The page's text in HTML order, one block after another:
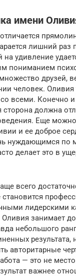
имени
лишний раз
на удивление
пониманием
друзей,
человек. Оливия
всеми. Конечно и
должна
Еще
и ее доброе
нуждающимся по
делает это в
всего
лидерскими
Оливия занимает
небольшого
результата,
авторитарные
— это не
важнее